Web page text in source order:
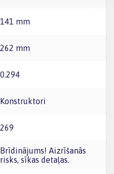
141 mm
262 mm
0.294
Konstruktori
269
Brīdinājums! Aizrīšanās
risks, sīkas detaļas.